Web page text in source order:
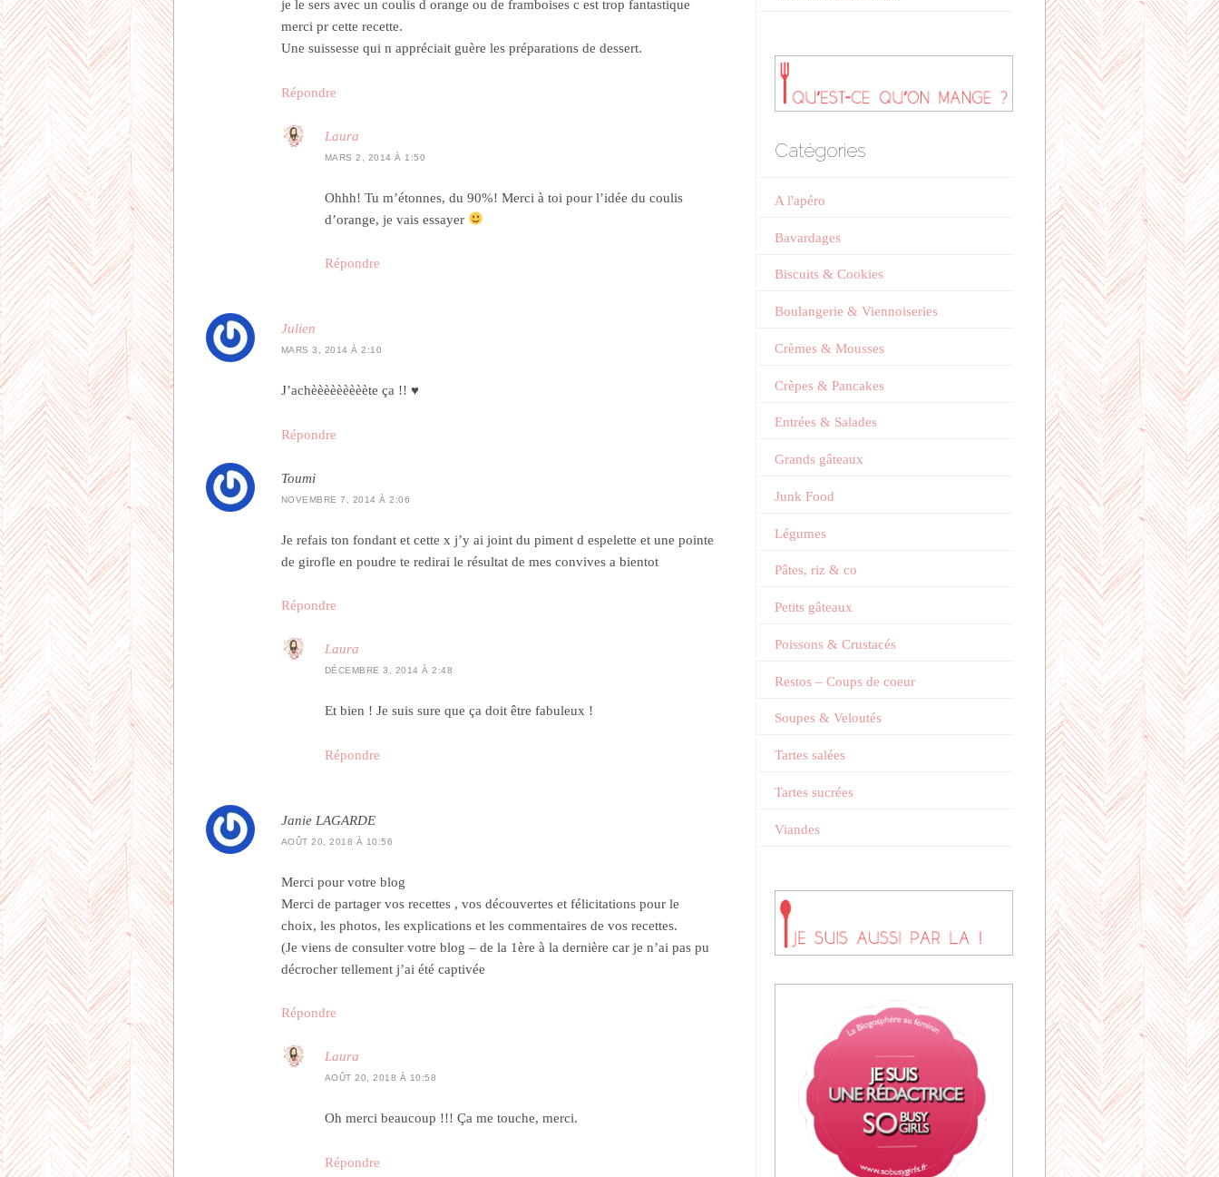
je le sers avec un coulis d orange ou de framboises c est trop fantastique
merci pr cette recette.
Une suissesse qui n appréciait guère les préparations de dessert.
Répondre
Laura
MARS 2, 2014 À 1:50
Ohhh! Tu m’étonnes, du 90%! Merci à toi pour l’idée du coulis
d’orange, je vais essayer
Répondre
Julien
MARS 3, 2014 À 2:10
J’achèèèèèèèèète ça !! ♥
Répondre
Toumi
NOVEMBRE 7, 2014 À 2:06
Je refais ton fondant et cette x j’y ai joint du piment d espelette et une pointe
de girofle en poudre te redirai le résultat de mes convives a bientot
Répondre
Laura
DÉCEMBRE 3, 2014 À 2:48
Et bien ! Je suis sure que ça doit être fabuleux !
Répondre
Janie LAGARDE
AOÛT 20, 2018 À 10:56
Merci pour votre blog
Merci de partager vos recettes , vos découvertes et félicitations pour le
choix, les photos, les explications et les commentaires de vos recettes.
(Je viens de consulter votre blog – de la 1ère à la dernière car je n’ai pas pu
décrocher tellement j’ai été captivée
Répondre
Laura
AOÛT 20, 2018 À 10:58
Oh merci beaucoup !!! Ça me touche, merci.
Répondre
Catégories
A l'apéro
Bavardages
Biscuits & Cookies
Boulangerie & Viennoiseries
Crèmes & Mousses
Crèpes & Pancakes
Entrées & Salades
Grands gâteaux
Junk Food
Légumes
Pâtes, riz & co
Petits gâteaux
Poissons & Crustacés
Restos – Coups de coeur
Soupes & Veloutés
Tartes salées
Tartes sucrées
Viandes